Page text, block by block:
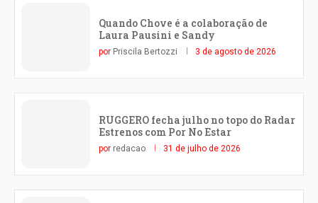
Quando Chove é a colaboração de
Laura Pausini e Sandy
por Priscila Bertozzi 3 de agosto de 2026
RUGGERO fecha julho no topo do Radar
Estrenos com Por No Estar
por redacao 31 de julho de 2026